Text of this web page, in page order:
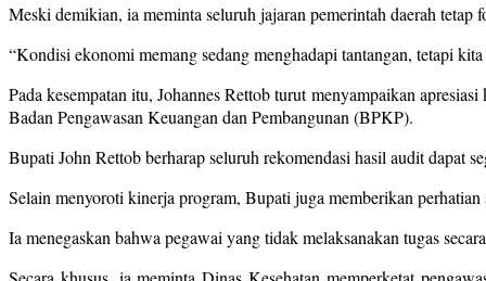
Meski demikian, ia meminta seluruh jajaran pemerintah daerah
“Kondisi ekonomi memang sedang menghadapi tantangan, tetapi
Pada kesempatan itu, Johannes Rettob turut menyampaikan
Badan Pengawasan Keuangan dan Pembangunan (BPKP).
Bupati John Rettob berharap seluruh rekomendasi hasil audit dapat
Selain menyoroti kinerja program, Bupati juga memberikan
Ia menegaskan bahwa pegawai yang tidak melaksanakan tugas